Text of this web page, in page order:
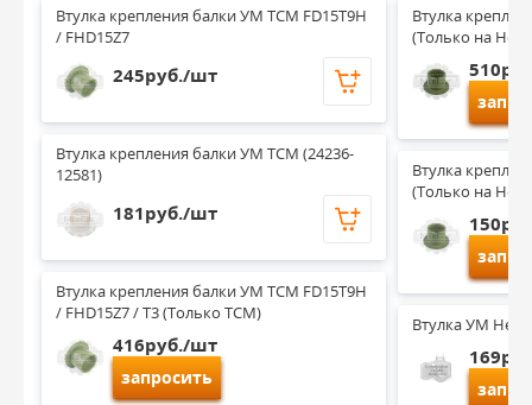
Втулка крепления балки УМ TCM FD15T9H
/ FHD15Z7
245руб./шт
Втулка крепления балки УМ TCM (24236-
12581)
181руб./шт
Втулка крепления балки УМ TCM FD15T9H
/ FHD15Z7 / T3 (Только ТСМ)
416руб./шт
запросить
Втулка
(Только на Heli)
Втулка
(Только на Heli)
Втулка УМ Heli